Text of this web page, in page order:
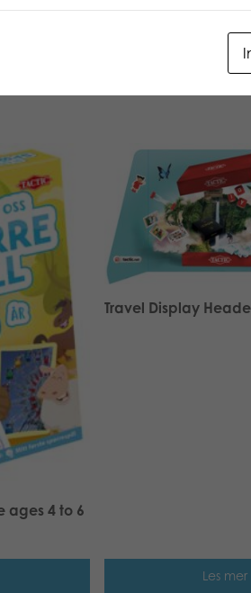
ages 4 to 6
Travel Display
Les mer